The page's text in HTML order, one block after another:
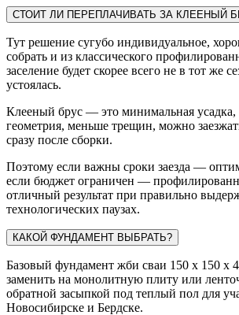
СТОИТ ЛИ ПЕРЕПЛАЧИВАТЬ ЗА КЛЕЕНЫЙ
Тут решение сугубо индивидуальное,
собрать и из классического
заселение будет скорее всего не в тот же
устоялась.
Клееный брус — это минимальная усадка,
геометрия, меньше трещин, можно
сразу после сборки.
Поэтому если важны сроки заезда —
если бюджет ограничен —
отличный результат при правильно
технологических паузах.
КАКОЙ ФУНДАМЕНТ ВЫБРАТЬ?
Базовый фундамент жби сваи 150 х 150 х
заменить на монолитную плиту или
обратной засыпкой под теплый пол для
Новосибирске и Бердске.